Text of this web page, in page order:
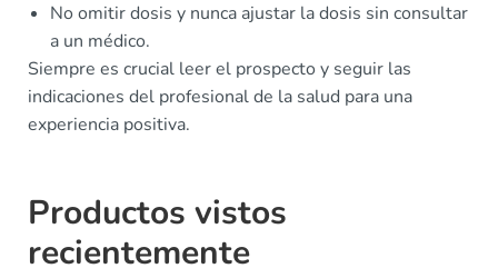
No omitir dosis y nunca ajustar la dosis sin consultar
a un médico.
Siempre es crucial leer el prospecto y seguir las
indicaciones del profesional de la salud para una
experiencia positiva.
Productos vistos
recientemente